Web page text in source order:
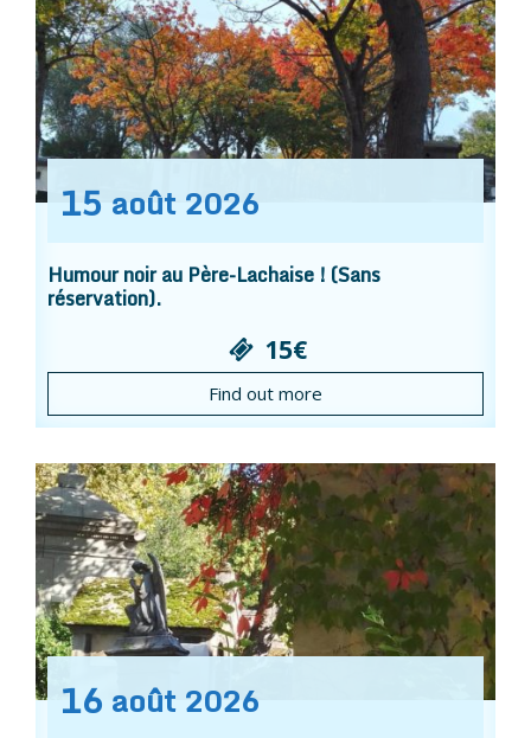
15 août 2026
Humour noir au Père-Lachaise ! (Sans
réservation).
15€
Find out more
16 août 2026